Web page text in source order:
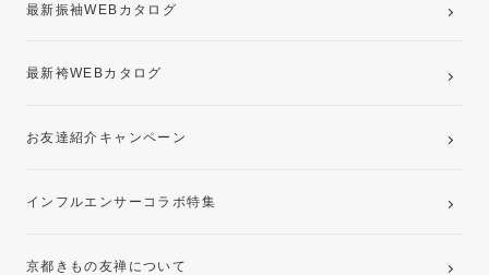
最新振袖WEBカタログ
最新袴WEBカタログ
お友達紹介キャンペーン
インフルエンサーコラボ特集
京都きもの友禅について